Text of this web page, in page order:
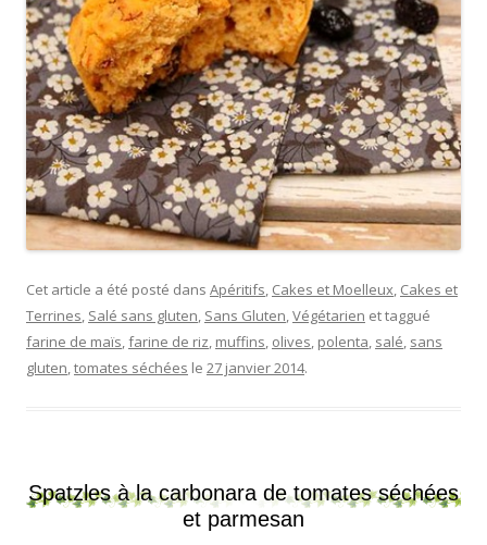
Cet article a été posté dans Apéritifs, Cakes et Moelleux, Cakes et
Terrines, Salé sans gluten, Sans Gluten,Végétarien et taggué
farine de maïs,farine de riz, muffins, olives, polenta, salé, sans
gluten,tomates séchées le 27 janvier 2014.
Spatzles à la carbonara de tomates séchées
et parmesan